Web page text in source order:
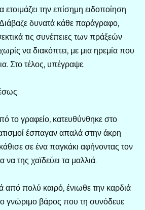
την επίσημη ειδοποίηση
δυνατά κάθε παράγραφο,
τις συνέπειες των πράξεών
να διακόπτει, με μια ηρεμία που
Στο τέλος, υπέγραψε.
το γραφείο, κατευθύνθηκε στο
έσπαγαν απαλά στην άκρη
σε ένα παγκάκι αφήνοντας τον
της χαϊδεύει τα μαλλιά.
από πολύ καιρό, ένιωθε την καρδιά
γνώριμο βάρος που τη συνόδευε